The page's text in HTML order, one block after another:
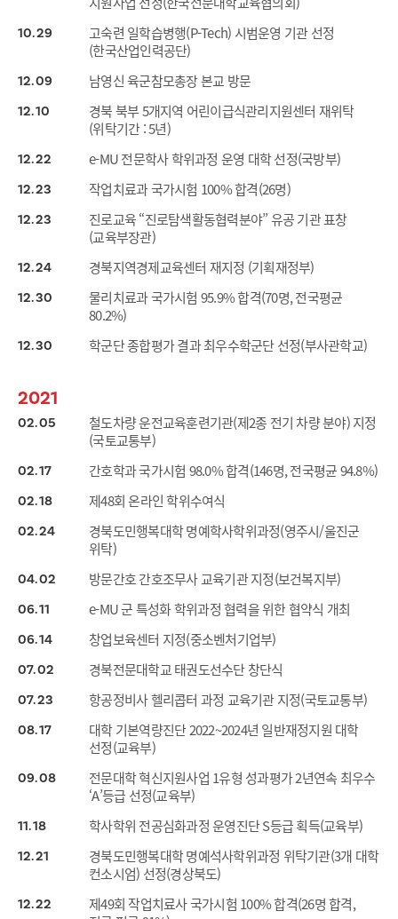
10 29
고숙련 일학습병행(P-Tech) 시범운영 기관 선정
(한국산업인력공단)
12 09 남영신 육군참모총장 본교 방문
12 10
경북 북부 5개지역 어린이급식관리지원센터 재위탁
(위탁기간 : 5년)
12 22 e-MU 전문학사 학위과정 운영 대학 선정(국방부)
12 23 작업치료과 국가시험 100% 합격(26명)
12 23
진로교육 “진로탐색활동협력분야” 유공 기관 표창
(교육부장관)
12 24 경북지역경제교육센터 재지정 (기획재정부)
12 30
물리치료과 국가시험 95.9% 합격(70명, 전국평균
80.2%)
12 30 학군단 종합평가 결과 최우수학군단 선정(부사관학교)
2021
02 05
철도차량 운전교육훈련기관(제2종 전기 차량 분야) 지정
(국토교통부)
02 17 간호학과 국가시험 98.0% 합격(146명, 전국평균 94.8%)
02 18 제48회 온라인 학위수여식
02 24
경북도민행복대학 명예학사학위과정(영주시/울진군
위탁)
04 02 방문간호 간호조무사 교육기관 지정(보건복지부)
06 11 e-MU 군 특성화 학위과정 협력을 위한 협약식 개최
06 14 창업보육센터 지정(중소벤처기업부)
07 02 경북전문대학교 태권도선수단 창단식
07 23 항공정비사 헬리콥터 과정 교육기관 지정(국토교통부)
08 17
대학 기본역량진단 2022~2024년 일반재정지원 대학
선정(교육부)
09 08
전문대학 혁신지원사업 1유형 성과평가 2년연속 최우수
‘A’등급 선정(교육부)
11 18 학사학위 전공심화과정 운영진단 S등급 획득(교육부)
12 21
경북도민행복대학 명예석사학위과정 위탁기관(3개 대학
컨소시엄) 선정(경상북도)
12 22
제49회 작업치료사 국가시험 100% 합격(26명 합격,